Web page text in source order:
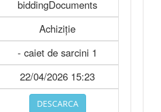
biddingDocuments
Achiziție
- caiet de sarcini 1
22/04/2026 15:23
DESCARCA